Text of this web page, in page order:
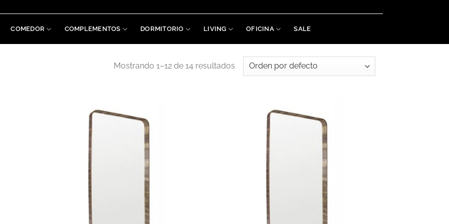
COMEDOR COMPLEMENTOS DORMITORIO LIVING OFICINA SALE
Mostrando 1–12 de 14 resultados